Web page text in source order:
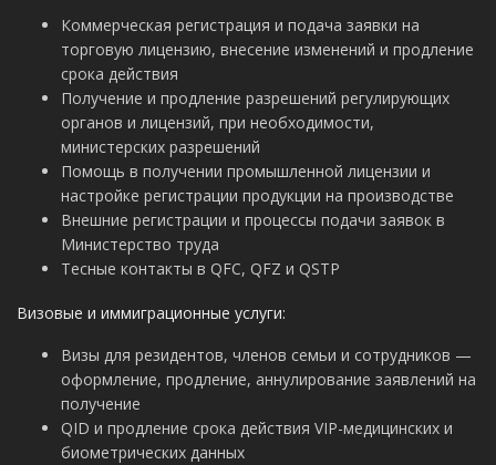
Коммерческая регистрация и подача заявки на
торговую лицензию, внесение изменений и продление
срока действия
Получение и продление разрешений регулирующих
органов и лицензий, при необходимости,
министерских разрешений
Помощь в получении промышленной лицензии и
настройке регистрации продукции на производстве
Внешние регистрации и процессы подачи заявок в
Министерство труда
Тесные контакты в QFC, QFZ и QSTP
Визовые и иммиграционные услуги:
Визы для резидентов, членов семьи и сотрудников —
оформление, продление, аннулирование заявлений на
получение
QID и продление срока действия VIP-медицинских и
биометрических данных